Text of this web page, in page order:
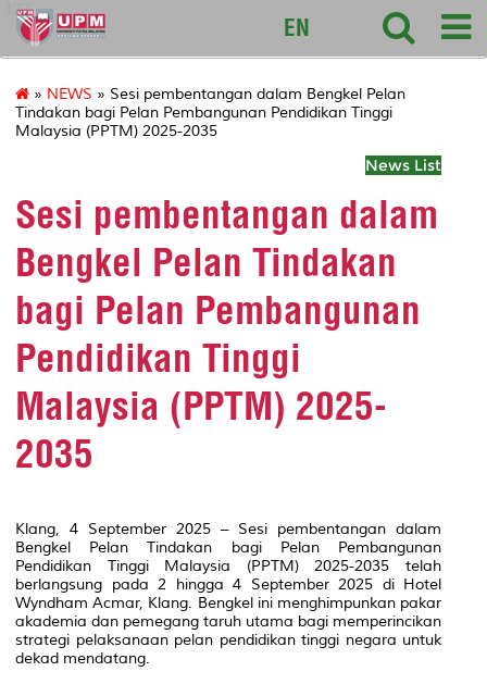
127
EN
» NEWS » Sesi pembentangan dalam Bengkel Pelan
Tindakan bagi Pelan Pembangunan Pendidikan Tinggi
Malaysia (PPTM) 2025-2035
News List
Sesi pembentangan dalam
Bengkel Pelan Tindakan
bagi Pelan Pembangunan
Pendidikan Tinggi
Malaysia (PPTM) 2025-
2035
Klang, 4 September 2025 – Sesi pembentangan dalam
Bengkel Pelan Tindakan bagi Pelan Pembangunan
Pendidikan Tinggi Malaysia (PPTM) 2025-2035 telah
berlangsung pada 2 hingga 4 September 2025 di Hotel
Wyndham Acmar, Klang. Bengkel ini menghimpunkan pakar
akademia dan pemegang taruh utama bagi memperincikan
strategi pelaksanaan pelan pendidikan tinggi negara untuk
dekad mendatang.